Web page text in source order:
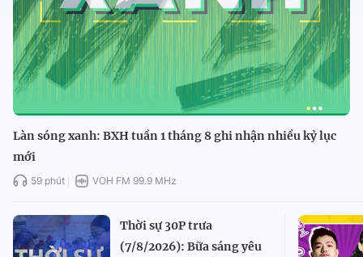
Làn sóng xanh: BXH tuần 1 tháng 8 ghi nhận nhiều kỷ lục
mới
59 phút VOH FM 99.9 MHz
Thời sự 30P trưa
(7/8/2026): Bữa sáng yêu